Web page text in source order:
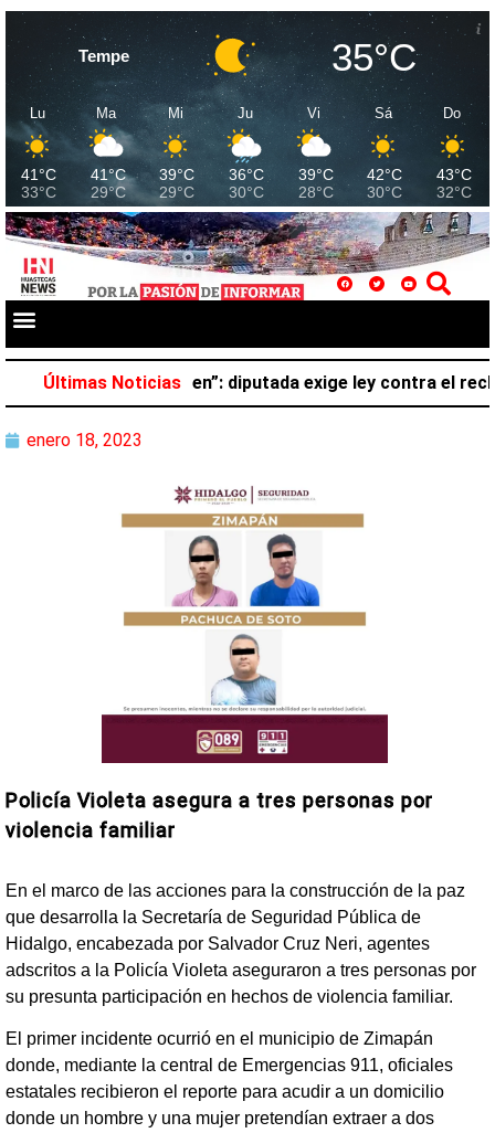
Tempe 35°C
Lu
41°C
33°C
Ma
41°C
29°C
Mi
39°C
29°C
Ju
36°C
30°C
Vi
39°C
28°C
Sá
42°C
30°C
Do
43°C
32°C
Últimas Noticias
pertenece al crimen”: diputada exige ley contra el
enero 18, 2023
Policía Violeta asegura a tres personas por
violencia familiar
En el marco de las acciones para la construcción de la paz
que desarrolla la Secretaría de Seguridad Pública de
Hidalgo, encabezada por Salvador Cruz Neri, agentes
adscritos a la Policía Violeta aseguraron a tres personas por
su presunta participación en hechos de violencia familiar.
El primer incidente ocurrió en el municipio de Zimapán
donde, mediante la central de Emergencias 911, oficiales
estatales recibieron el reporte para acudir a un domicilio
donde un hombre y una mujer pretendían extraer a dos